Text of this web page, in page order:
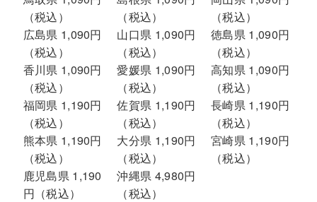
（税込）
（税込）
（税込）
広島県 1,090円
（税込）
山口県 1,090円
（税込）
徳島県 1,090円
（税込）
香川県 1,090円
（税込）
愛媛県 1,090円
（税込）
高知県 1,090円
（税込）
福岡県 1,190円
（税込）
佐賀県 1,190円
（税込）
長崎県 1,190円
（税込）
熊本県 1,190円
（税込）
大分県 1,190円
（税込）
宮崎県 1,190円
（税込）
鹿児島県 1,190
円（税込）
沖縄県 4,980円
（税込）